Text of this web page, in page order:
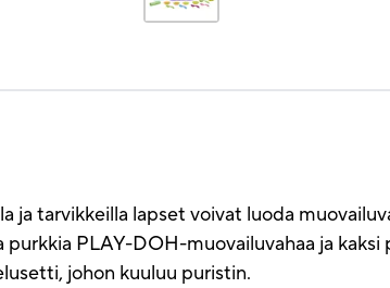
tarvikkeilla lapset voivat luoda
purkkia PLAY-DOH-muovailuvahaa ja
johon kuuluu puristin.